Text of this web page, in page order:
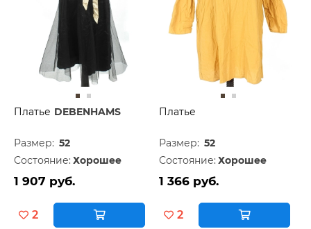
Платье DEBENHAMS
Размер: 52
Состояние: Хорошее
1 907 руб.
2
Платье
Размер: 52
Состояние: Хорошее
1 366 руб.
2